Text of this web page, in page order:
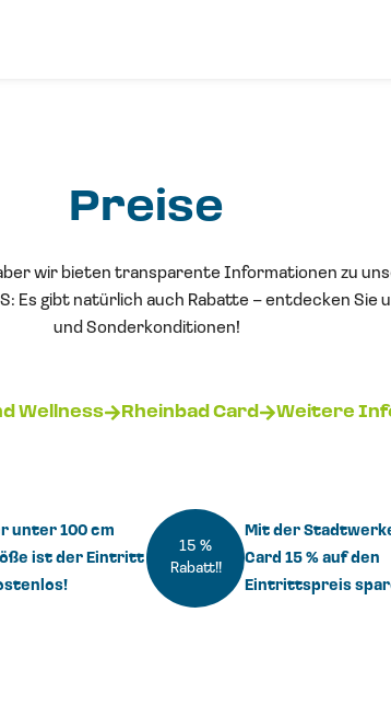
Preise
wir bieten transparente Informationen zu
Es gibt natürlich auch Rabatte – entdecken
und Sonderkonditionen!
Wellness Rheinbad Card Weitere
unter 100 cm
ist der Eintritt
15 %
Rabatt!!
Mit der
Card 15 % auf den
Eintrittspreis